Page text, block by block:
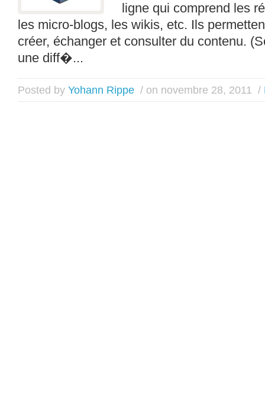
ligne qui comprend les
les micro-blogs, les wikis, etc. Ils
créer, échanger et consulter du contenu.
une diff�...
Posted by Yohann Rippe / on novembre 28, 2011 /